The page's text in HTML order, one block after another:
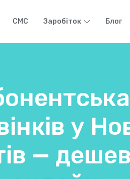
СМС Заробіток Блог
у
—